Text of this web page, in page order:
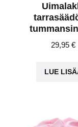
29,95€
LUE